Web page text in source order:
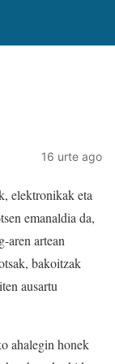
16 urte ago
elektronikak eta
emanaldia da,
aren artean
bakoitzak
ausartu
ahalegin honek